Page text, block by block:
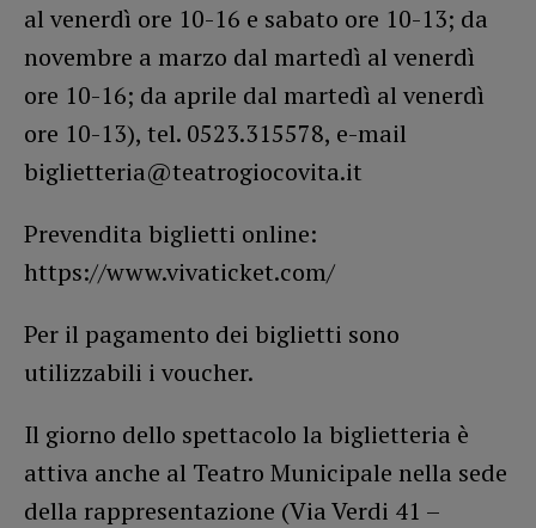
al venerdì ore 10-16 e sabato ore 10-13; da
novembre a marzo dal martedì al venerdì
ore 10-16; da aprile dal martedì al venerdì
ore 10-13), tel. 0523.315578, e-mail
biglietteria@teatrogiocovita.it
Prevendita biglietti online:
https://www.vivaticket.com/
Per il pagamento dei biglietti sono
utilizzabili i voucher.
Il giorno dello spettacolo la biglietteria è
attiva anche al Teatro Municipale nella sede
della rappresentazione (Via Verdi 41 –